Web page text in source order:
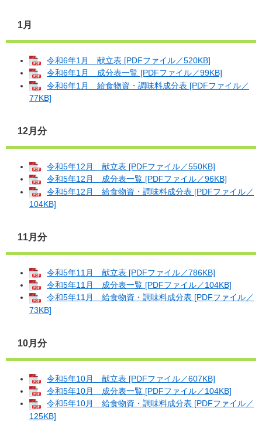
1月
令和6年1月 献立表 [PDFファイル／520KB]
令和6年1月 成分表一覧 [PDFファイル／99KB]
令和6年1月 給食物資・調味料成分表 [PDFファイル／
77KB]
12月分
令和5年12月 献立表 [PDFファイル／550KB]
令和5年12月 成分表一覧 [PDFファイル／96KB]
令和5年12月 給食物資・調味料成分表 [PDFファイル／
104KB]
11月分
令和5年11月 献立表 [PDFファイル／786KB]
令和5年11月 成分表一覧 [PDFファイル／104KB]
令和5年11月 給食物資・調味料成分表 [PDFファイル／
73KB]
10月分
令和5年10月 献立表 [PDFファイル／607KB]
令和5年10月 成分表一覧 [PDFファイル／104KB]
令和5年10月 給食物資・調味料成分表 [PDFファイル／
125KB]